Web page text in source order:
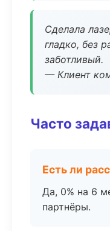
Сделала
гладко, без
заботливый.
— Клиент
Часто
Есть ли
Да, 0% на 6
партнёры.